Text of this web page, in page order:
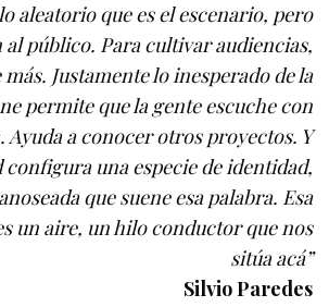
aleatorio que es el escenario, pero
al público. Para cultivar audiencias,
Justamente lo inesperado de la
permite que la gente escuche con
a conocer otros proyectos. Y
configura una especie de identidad,
que suene esa palabra. Esa
un aire, un hilo conductor que nos
sitúa acá”
Silvio Paredes